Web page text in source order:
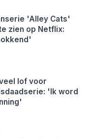
'Alley Cats'
zien op Netflix:
lof voor
'Ik word